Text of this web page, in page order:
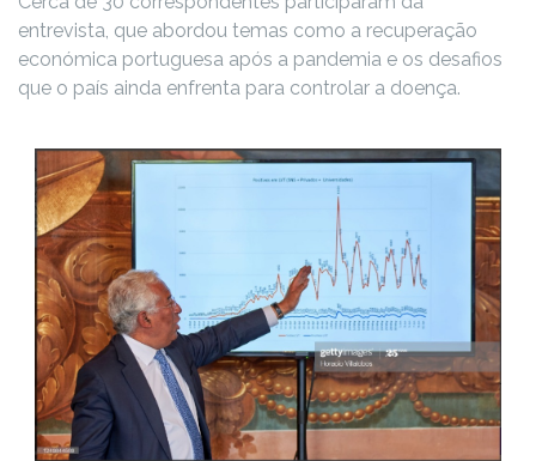
entrevista, que abordou temas como a recuperação
económica portuguesa após a pandemia e os desafios
que o país ainda enfrenta para controlar a doença.